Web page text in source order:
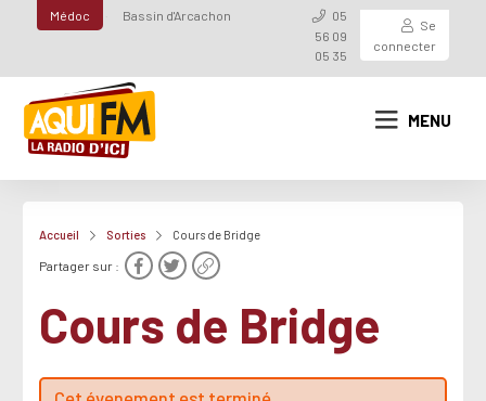
Médoc Bassin d'Arcachon
05
56 09
05 35
Se
connecter
MENU
Accueil Sorties Cours de Bridge
Partager sur :
Cours de Bridge